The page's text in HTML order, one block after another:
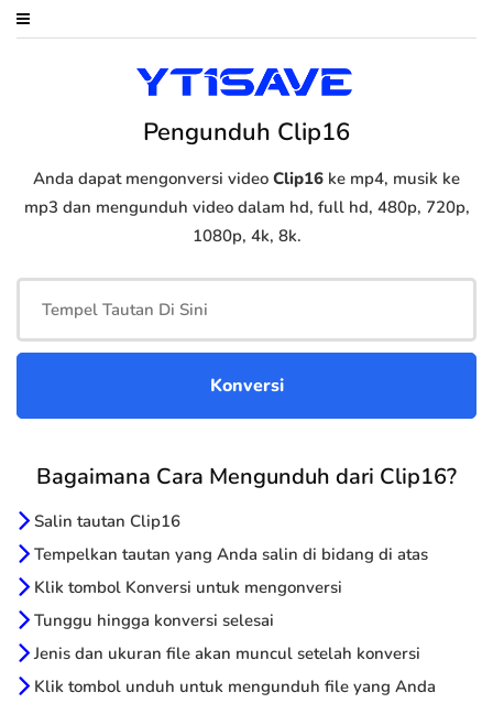
Pengunduh Clip16
Anda dapat mengonversi video Clip16 ke mp4, musik ke
mp3 dan mengunduh video dalam hd, full hd, 480p, 720p,
1080p, 4k, 8k.
Bagaimana Cara Mengunduh dari Clip16?
Salin tautan Clip16
Tempelkan tautan yang Anda salin di bidang di atas
Klik tombol Konversi untuk mengonversi
Tunggu hingga konversi selesai
Jenis dan ukuran file akan muncul setelah konversi
Klik tombol unduh untuk mengunduh file yang Anda